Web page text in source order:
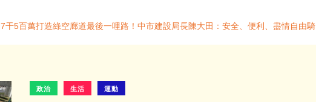
7干5百萬打造綠空廊道最後一哩路！中市建設局長陳大田：安全、便利、盡情自由騎
政治 生活 運動